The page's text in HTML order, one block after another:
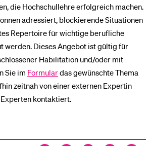
die Hochschullehre erfolgreich machen.
adressiert, blockierende Situationen
Repertoire für wichtige berufliche
werden. Dieses Angebot ist gültig für
Habilitation und/oder mit
Sie im Formulardas gewünschte Thema
zeitnah von einer externen Expertin
kontaktiert.